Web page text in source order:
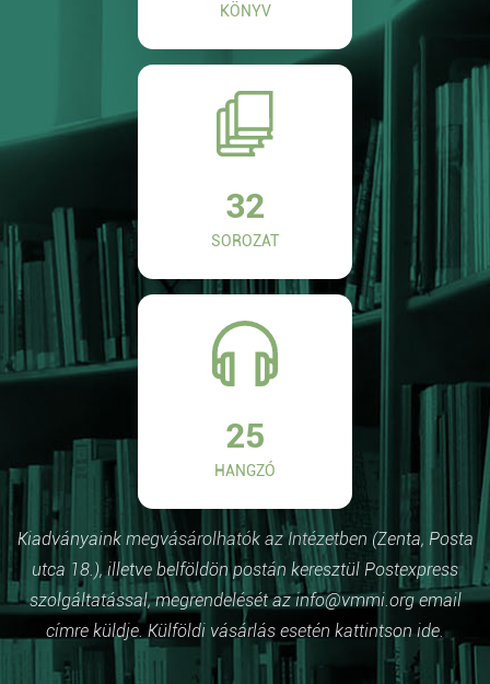
KÖNYV
32
SOROZAT
25
HANGZÓ
Kiadványaink megvásárolhatók az Intézetben (Zenta, Posta
utca 18.), illetve belföldön postán keresztül Postexpress
szolgáltatással, megrendelését az info@vmmi.org email
címre küldje. Külföldi vásárlás esetén kattintson ide.